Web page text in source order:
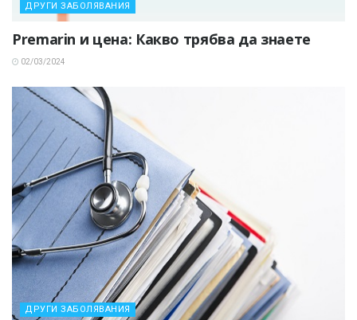
ДРУГИ ЗАБОЛЯВАНИЯ
Premarin и цена: Какво трябва да знаете
02/03/2024
ДРУГИ ЗАБОЛЯВАНИЯ